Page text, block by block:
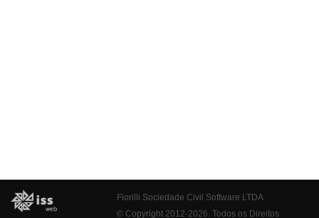
Fiorilli Sociedade Civil Software LTDA
© Copyright 2012-2026. Todos os Direitos